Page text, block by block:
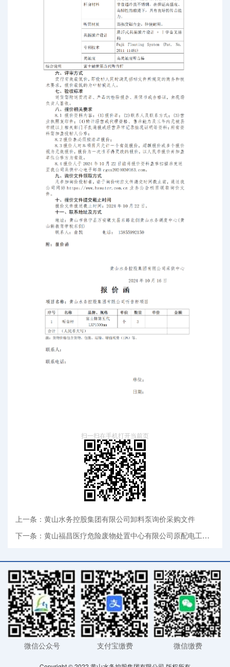
扫一扫在手机打开当前页
上一条：黄山水务控股集团有限公司卸料泵询价采购文件
下一条：黄山福昌医疗危险废物处置中心有限公司原配电工程改造项目询价招标采购结果公示
微信公众号 支付宝缴费 微信缴费